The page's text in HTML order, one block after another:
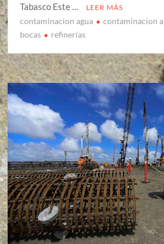
Tabasco Este …
LEER MÁS
contaminacion agua contaminacion
bocas
refinerías